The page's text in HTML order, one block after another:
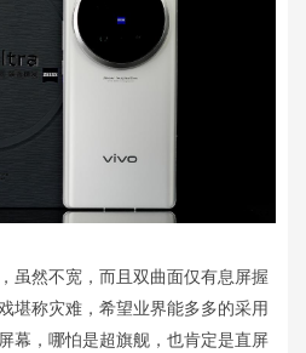
虽然不宽，而且双曲面仅有息屏握
堪称灾难，希望业界能多多的采用
幕，哪怕是超旗舰，也肯定是直屏